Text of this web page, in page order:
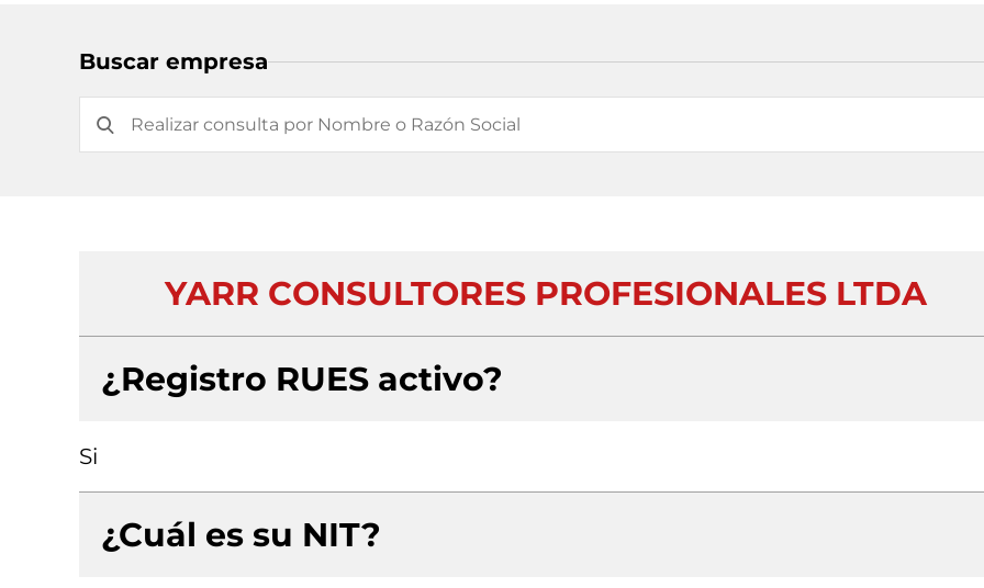
Buscar empresa
YARR CONSULTORES PROFESIONALES LTDA
¿Registro RUES activo?
Si
¿Cuál es su NIT?